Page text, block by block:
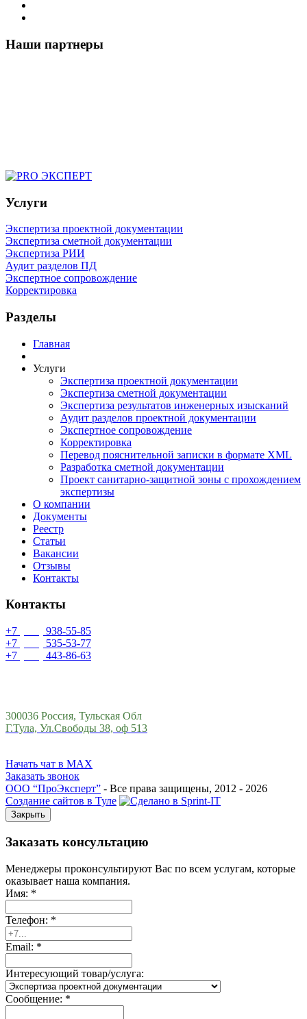
Наши партнеры
Услуги
Экспертиза проектной документации
Экспертиза сметной документации
Экспертиза РИИ
Аудит разделов ПД
Экспертное сопровождение
Корректировка
Разделы
Главная
Услуги
Экспертиза проектной документации
Экспертиза сметной документации
Экспертиза результатов инженерных изысканий
Аудит разделов проектной документации
Экспертное сопровождение
Корректировка
Перевод пояснительной записки в формате XML
Разработка сметной документации
Проект санитарно-защитной зоны с прохождением
экспертизы
О компании
Документы
Реестр
Статьи
Вакансии
Отзывы
Контакты
Контакты
+7
938-55-85
+7
535-53-77
+7
443-86-63
300036 Россия, Тульская Обл
Г.Тула, Ул.Свободы 38, оф 513
Начать чат в MAX
Заказать звонок
ООО “ПроЭксперт” - Все права защищены, 2012 - 2026
Создание сайтов в Туле
Закрыть
Заказать консультацию
Менеджеры проконсультируют Вас по всем услугам, которые
оказывает наша компания.
Имя: *
Телефон: *
Email: *
Интересующий товар/услуга:
Сообщение: *